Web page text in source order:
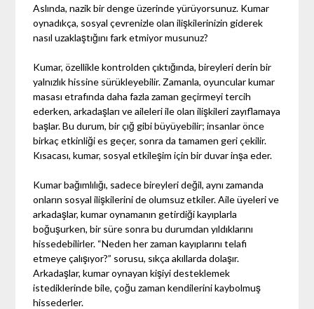
Aslında, nazik bir denge üzerinde yürüyorsunuz. Kumar
oynadıkça, sosyal çevrenizle olan ilişkilerinizin giderek
nasıl uzaklaştığını fark etmiyor musunuz?
Kumar, özellikle kontrolden çıktığında, bireyleri derin bir
yalnızlık hissine sürükleyebilir. Zamanla, oyuncular kumar
masası etrafında daha fazla zaman geçirmeyi tercih
ederken, arkadaşları ve aileleri ile olan ilişkileri zayıflamaya
başlar. Bu durum, bir çığ gibi büyüyebilir; insanlar önce
birkaç etkinliği es geçer, sonra da tamamen geri çekilir.
Kısacası, kumar, sosyal etkileşim için bir duvar inşa eder.
Kumar bağımlılığı, sadece bireyleri değil, aynı zamanda
onların sosyal ilişkilerini de olumsuz etkiler. Aile üyeleri ve
arkadaşlar, kumar oynamanın getirdiği kayıplarla
boğuşurken, bir süre sonra bu durumdan yıldıklarını
hissedebilirler. “Neden her zaman kayıplarını telafi
etmeye çalışıyor?” sorusu, sıkça akıllarda dolaşır.
Arkadaşlar, kumar oynayan kişiyi desteklemek
istediklerinde bile, çoğu zaman kendilerini kaybolmuş
hissederler.